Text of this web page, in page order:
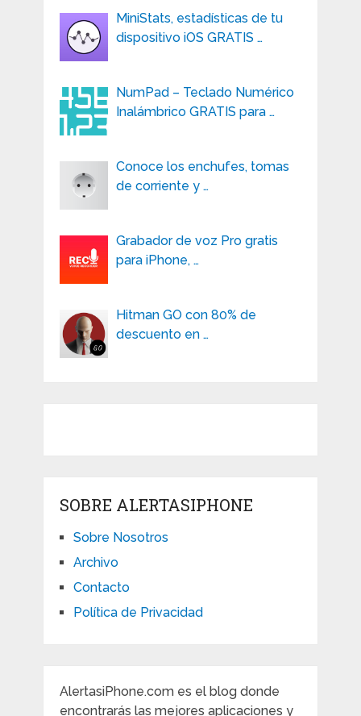
MiniStats, estadísticas de tu
dispositivo iOS GRATIS …
NumPad – Teclado Numérico
Inalámbrico GRATIS para …
Conoce los enchufes, tomas
de corriente y …
Grabador de voz Pro gratis
para iPhone, …
Hitman GO con 80% de
descuento en …
SOBRE ALERTASIPHONE
Sobre Nosotros
Archivo
Contacto
Política de Privacidad
AlertasiPhone.com es el blog donde
encontrarás las mejores aplicaciones y